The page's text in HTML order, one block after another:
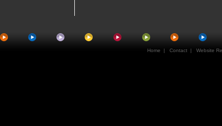
Home | Contact| Website